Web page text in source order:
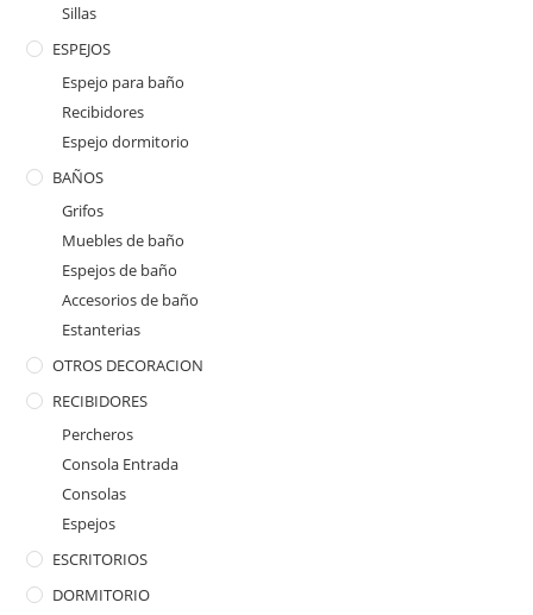
Sillas
ESPEJOS
Espejo para baño
Recibidores
Espejo dormitorio
BAÑOS
Grifos
Muebles de baño
Espejos de baño
Accesorios de baño
Estanterias
OTROS DECORACION
RECIBIDORES
Percheros
Consola Entrada
Consolas
Espejos
ESCRITORIOS
DORMITORIO